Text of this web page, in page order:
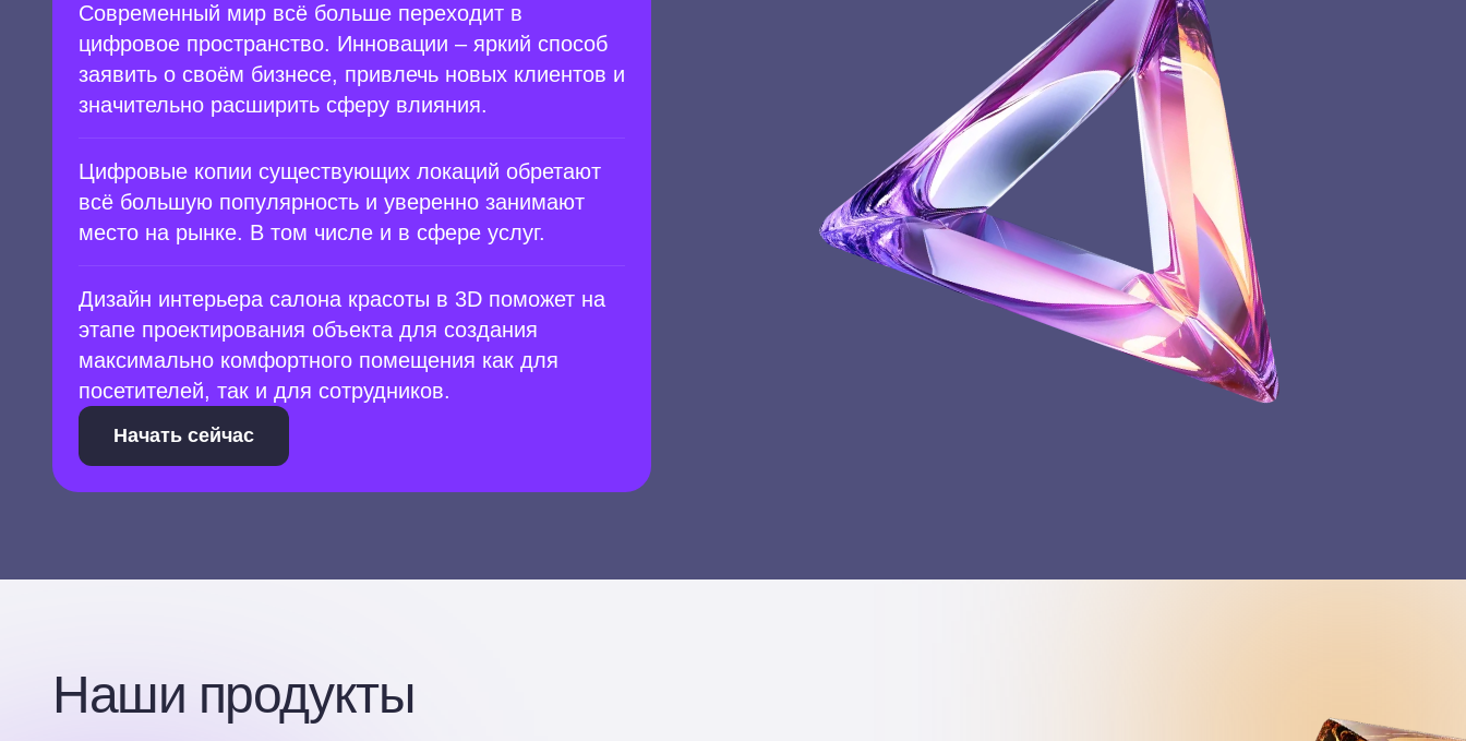
Современный мир всё больше переходит в
цифровое пространство. Инновации – яркий способ
заявить о своём бизнесе, привлечь новых клиентов и
значительно расширить сферу влияния.
Цифровые копии существующих локаций обретают
всё большую популярность и уверенно занимают
место на рынке. В том числе и в сфере услуг.
Дизайн интерьера салона красоты в 3D поможет на
этапе проектирования объекта для создания
максимально комфортного помещения как для
посетителей, так и для сотрудников.
Начать сейчас
Наши продукты